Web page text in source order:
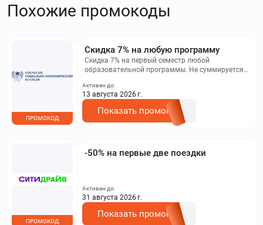
Похожие промокоды
Скидка 7% на любую программу
Скидка 7% на первый семестр любой
образовательной программы. Не суммируется с
на сайте.
ПРОМОКОД
Активен до:
13 августа 2026 г.
Показать промокод
-50% на первые две поездки
ПРОМОКОД
Активен до:
31 августа 2026 г.
Показать промокод